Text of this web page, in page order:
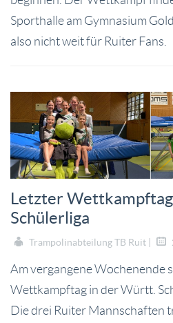
Sporthalle am Gymnasium
also nicht weit für Ruiter Fans.
Letzter
Schülerliga
Trampolinabteilung TB Ruit |
Am vergangene Wochenende
Wettkampftag in der Württ.
Die drei Ruiter Mannschaften